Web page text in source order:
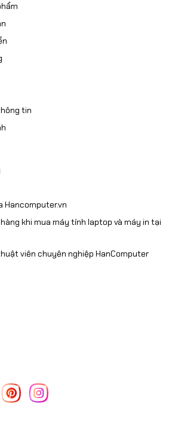
tin
Hancomputer.vn
khi mua máy tính laptop và máy in tại
viên chuyên nghiệp HanComputer